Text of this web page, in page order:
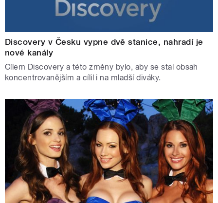
Discovery v Česku vypne dvě stanice, nahradí je
nové kanály
Cílem Discovery a této změny bylo, aby se stal obsah
koncentrovanějším a cílil i na mladší diváky.